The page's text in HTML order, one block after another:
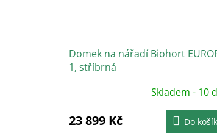
Domek na nářadí Biohort
1, stříbrná
je
5,0
z
Skladem - 10
23 899 Kč Do